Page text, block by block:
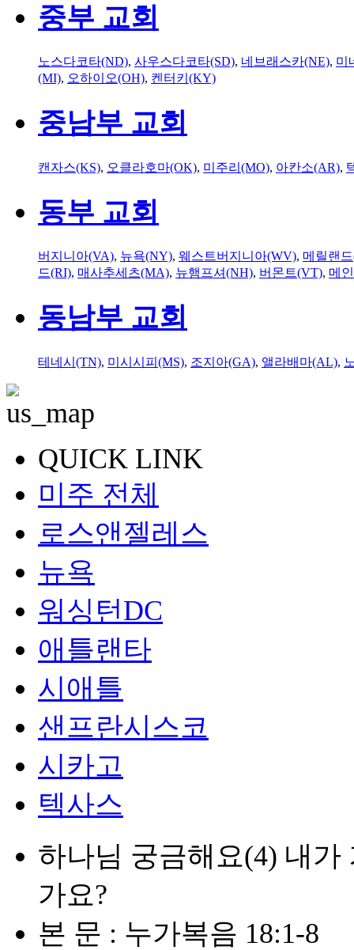
중부 교회
노스다코타(ND), 사우스다코타(SD), 네브래스카(NE), 미
(MI), 오하이오(OH), 켄터키(KY)
중남부 교회
캔자스(KS), 오클라호마(OK), 미주리(MO), 아칸소(AR),
동부 교회
버지니아(VA), 뉴욕(NY), 웨스트버지니아(WV), 메릴랜
드(RI), 매사추세츠(MA), 뉴햄프셔(NH), 버몬트(VT), 메
동남부 교회
테네시(TN), 미시시피(MS), 조지아(GA), 앨라배마(AL),
QUICK LINK
미주 전체
로스앤젤레스
뉴욕
워싱턴DC
애틀랜타
시애틀
샌프란시스코
시카고
텍사스
하나님 궁금해요(4) 내
가요?
본 문 : 누가복음 18:1-8